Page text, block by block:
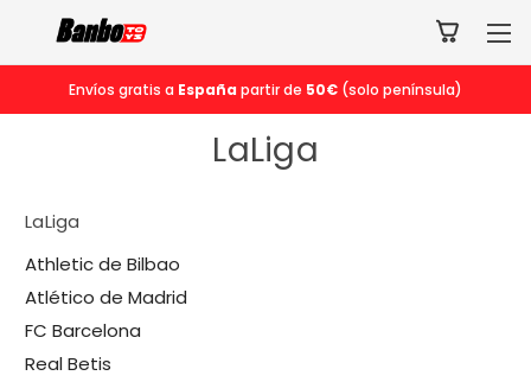
Envíos gratis a España partir de 50€ (solo península)
LaLiga
LaLiga
Athletic de Bilbao
Atlético de Madrid
FC Barcelona
Real Betis